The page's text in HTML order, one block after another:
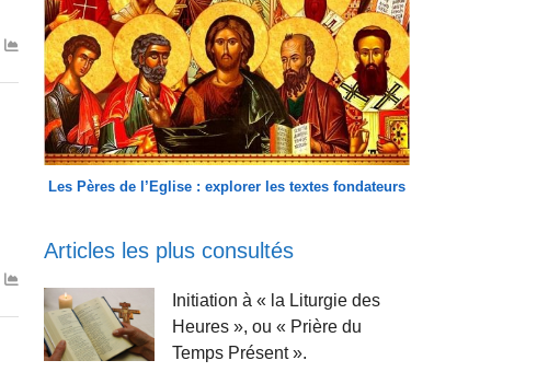
Les Pères de l’Eglise : explorer les textes fondateurs
Articles les plus consultés
Initiation à « la Liturgie des
Heures », ou « Prière du
Temps Présent ».